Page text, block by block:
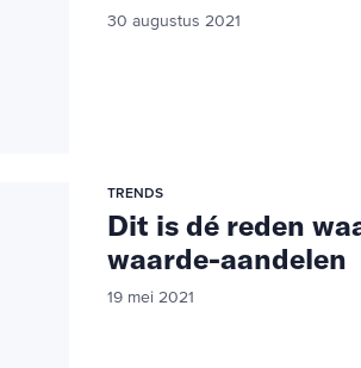
30 augustus 2021
TRENDS
Dit is dé reden
waarde-aandelen
19 mei 2021